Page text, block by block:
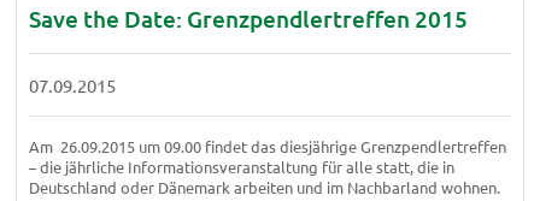
Save the Date: Grenzpendlertreffen 2015
07.09.2015
Am 26.09.2015 um 09.00 findet das diesjährige Grenzpendlertreffen
– die jährliche Informationsveranstaltung für alle statt, die in
Deutschland oder Dänemark arbeiten und im Nachbarland wohnen.